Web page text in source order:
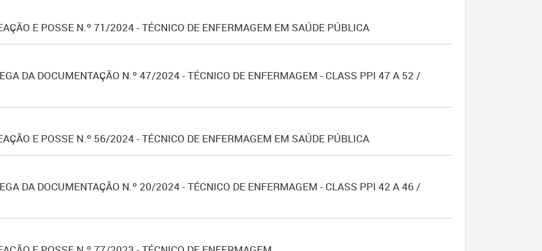
E POSSE N.º 71/2024 - TÉCNICO DE ENFERMAGEM EM SAÚDE PÚBLICA
DA DOCUMENTAÇÃO N.º 47/2024 - TÉCNICO DE ENFERMAGEM - CLASS PPI 47 A 52 /
E POSSE N.º 56/2024 - TÉCNICO DE ENFERMAGEM EM SAÚDE PÚBLICA
DA DOCUMENTAÇÃO N.º 20/2024 - TÉCNICO DE ENFERMAGEM - CLASS PPI 42 A 46 /